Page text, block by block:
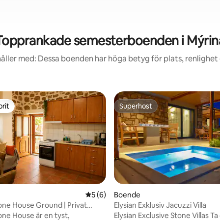
semesterboenden i
med: Dessa boenden har höga betyg för plats, renlighet
5 av 5 i genomsnittligt betyg, 6
5 (6)
House Ground | Privat
parkering
House är en tyst,
Superhost
Superhost
Boende
Elysian Exklusiv Jacuzzi Villa
Elysian Exclusive Stone Villas Ta det lugnt